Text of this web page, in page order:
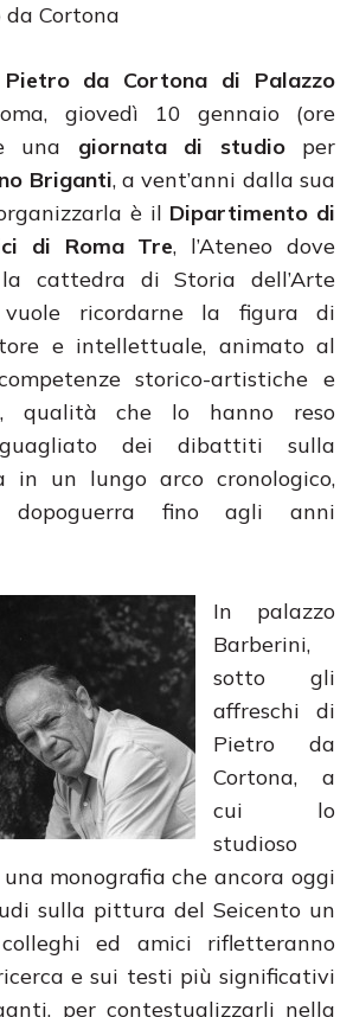
Cortona
da Cortona di Palazzo
giovedì 10 gennaio (ore
una giornata di studioper
Briganti, a vent’anni dalla sua
è il Dipartimento di
di Roma Tre, l’Ateneo dove
cattedra di Storia dell’Arte
vuole ricordarne la figura di
e intellettuale, animato al
storico-artistiche e
qualità che lo hanno reso
dei dibattiti sulla
in un lungo arco cronologico,
dopoguerra fino agli anni
In palazzo
Barberini,
sotto gli
affreschi di
Pietro da
Cortona, a
cui lo
studioso
monografia che ancora oggi
sulla pittura del Seicento un
ed amici rifletteranno
e sui testi più significativi
per contestualizzarli nella